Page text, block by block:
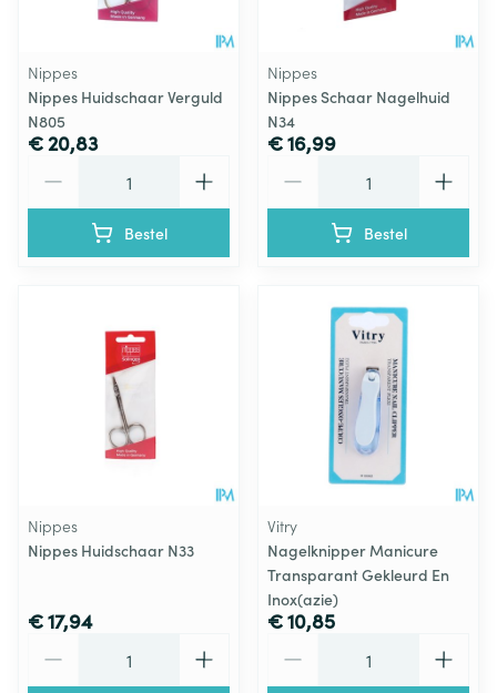
Nippes
Nippes Huidschaar Verguld
N805
€ 20,83
Bestel
Nippes
Nippes Schaar Nagelhuid
N34
€ 16,99
Bestel
Nippes
Nippes Huidschaar N33
€ 17,94
Vitry
Nagelknipper Manicure
Transparant Gekleurd En
Inox(azie)
€ 10,85